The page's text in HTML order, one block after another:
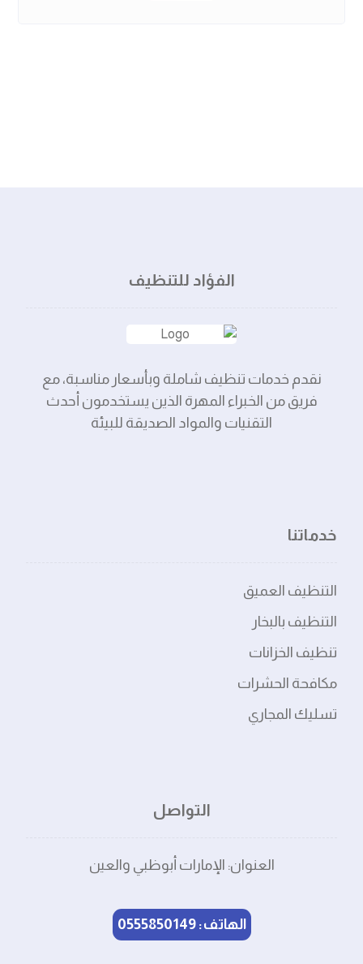
الفؤاد للتنظيف
نقدم خدمات تنظيف شاملة وبأسعار مناسبة، مع
فريق من الخبراء المهرة الذين يستخدمون أحدث
التقنيات والمواد الصديقة للبيئة
خدماتنا
التنظيف العميق
التنظيف بالبخار
تنظيف الخزانات
مكافحة الحشرات
تسليك المجاري
التواصل
العنوان: الإمارات أبوظبي والعين
الهاتف: 0555850149